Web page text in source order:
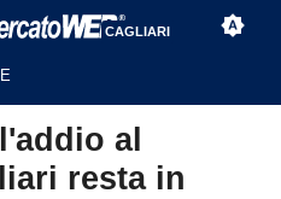
CAGLIARI
al
resta in